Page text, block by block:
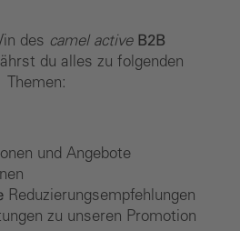
des camel active B2B
du alles zu folgenden
Themen:
und Angebote
Reduzierungsempfehlungen
zu unseren Promotion